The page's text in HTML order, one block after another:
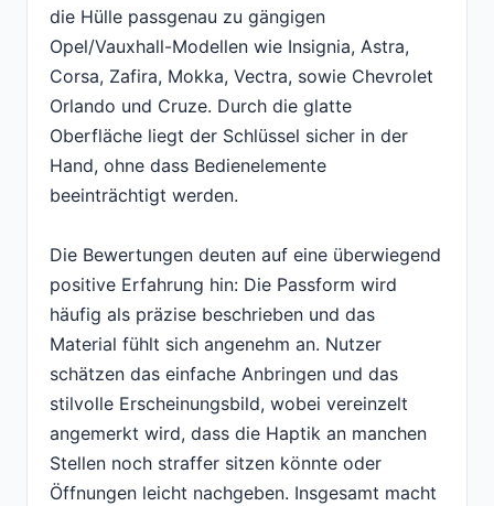
die Hülle passgenau zu gängigen
Opel/Vauxhall-Modellen wie Insignia, Astra,
Corsa, Zafira, Mokka, Vectra, sowie Chevrolet
Orlando und Cruze. Durch die glatte
Oberfläche liegt der Schlüssel sicher in der
Hand, ohne dass Bedienelemente
beeinträchtigt werden.
Die Bewertungen deuten auf eine überwiegend
positive Erfahrung hin: Die Passform wird
häufig als präzise beschrieben und das
Material fühlt sich angenehm an. Nutzer
schätzen das einfache Anbringen und das
stilvolle Erscheinungsbild, wobei vereinzelt
angemerkt wird, dass die Haptik an manchen
Stellen noch straffer sitzen könnte oder
Öffnungen leicht nachgeben. Insgesamt macht